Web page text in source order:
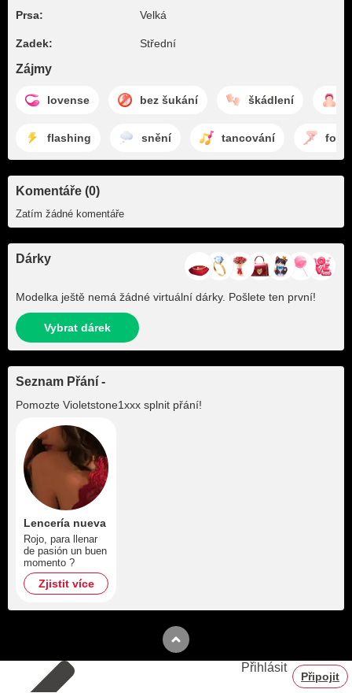
Prsa: Velká
Zadek: Střední
Zájmy
lovense bez šukání škádlení
flashing snění tancování
Komentáře (0)
Zatím žádné komentáře
Dárky
Modelka ještě nemá žádné virtuální dárky. Pošlete ten první!
Vybrat dárek
Seznam Přání -
Pomozte Violetstone1xxx splnit přání!
Lencería nueva
Rojo, para llenar
de pasión un buen
momento ?
Zjistit více
Přihlásit
Připojit